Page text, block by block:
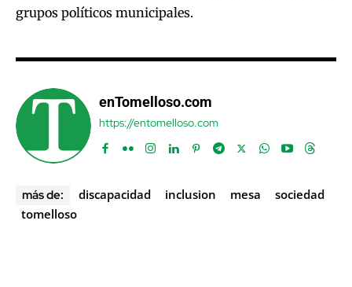
grupos políticos municipales.
enTomelloso.com
https://entomelloso.com
más de: discapacidad inclusion mesa
sociedad
tomelloso